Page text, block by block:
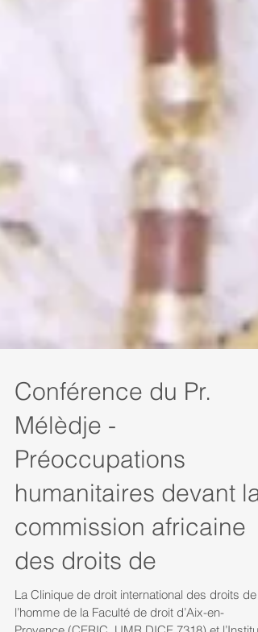
Conférence du Pr.
Mélèdje -
Préoccupations
humanitaires devant la
commission africaine
des droits de